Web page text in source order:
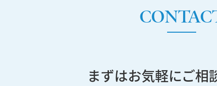
まずはお気軽にご相